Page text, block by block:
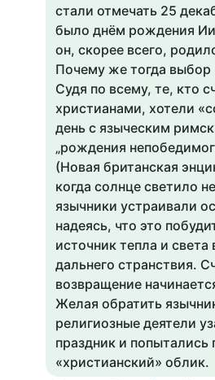
стали отмечать 25
было днём рождения
он, скорее всего,
Почему же тогда выбор
Судя по всему, те, кто
христианами, хотели
день с языческим
„рождения
(Новая британская
когда солнце светило
язычники устраивали
надеясь, что это
источник тепла и света
дальнего странствия.
возвращение
Желая обратить
религиозные деятели
праздник и попытались
«христианский» облик.